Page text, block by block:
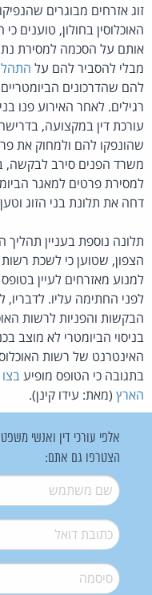
זוג אזרחים מבוגרים
האוכלוסין בחולון, טוענים
אותם על הסכמה למסירת
מבלי להסביר להם על
להם שהדרכונים הביומטריים
רגילים. לאחר האירוע פנו
עורכת דין במקצועה,
שהונפקו להם ולמחוק את
משרד הפנים סירב לבקשה,
למסירת פרטים למאגר
דחה את תלונת בני הזוג
תלונה נוספת בעניין
הצפון, שטוען כי לשכת
למנוע מאזרחים לעיין
לפני החתימה עליו.
הבקשות והפניות לרשות
בניסוי הביומטרי לא מוצב
האינטרנט של רשות
בתגובה כי הטופס מופיעבצו
הארץ (מאת: עידו קינן).
אלפי עורכי דין ואנשי
הצטרפו גם אתם:
שם משתמש*
דואל*
סיסמה*